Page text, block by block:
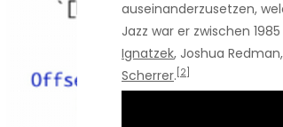
auseinanderzusetzen,
Jazz war er zwischen
Ignatzek, Joshua Redman,
Scherrer. [2]